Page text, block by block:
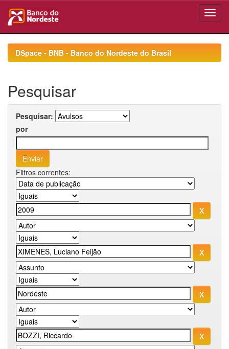
navigationDSpace - BNB - Banco do Nordeste do Brasil
Pesquisar
Pesquisar:
por
Filtros correntes: